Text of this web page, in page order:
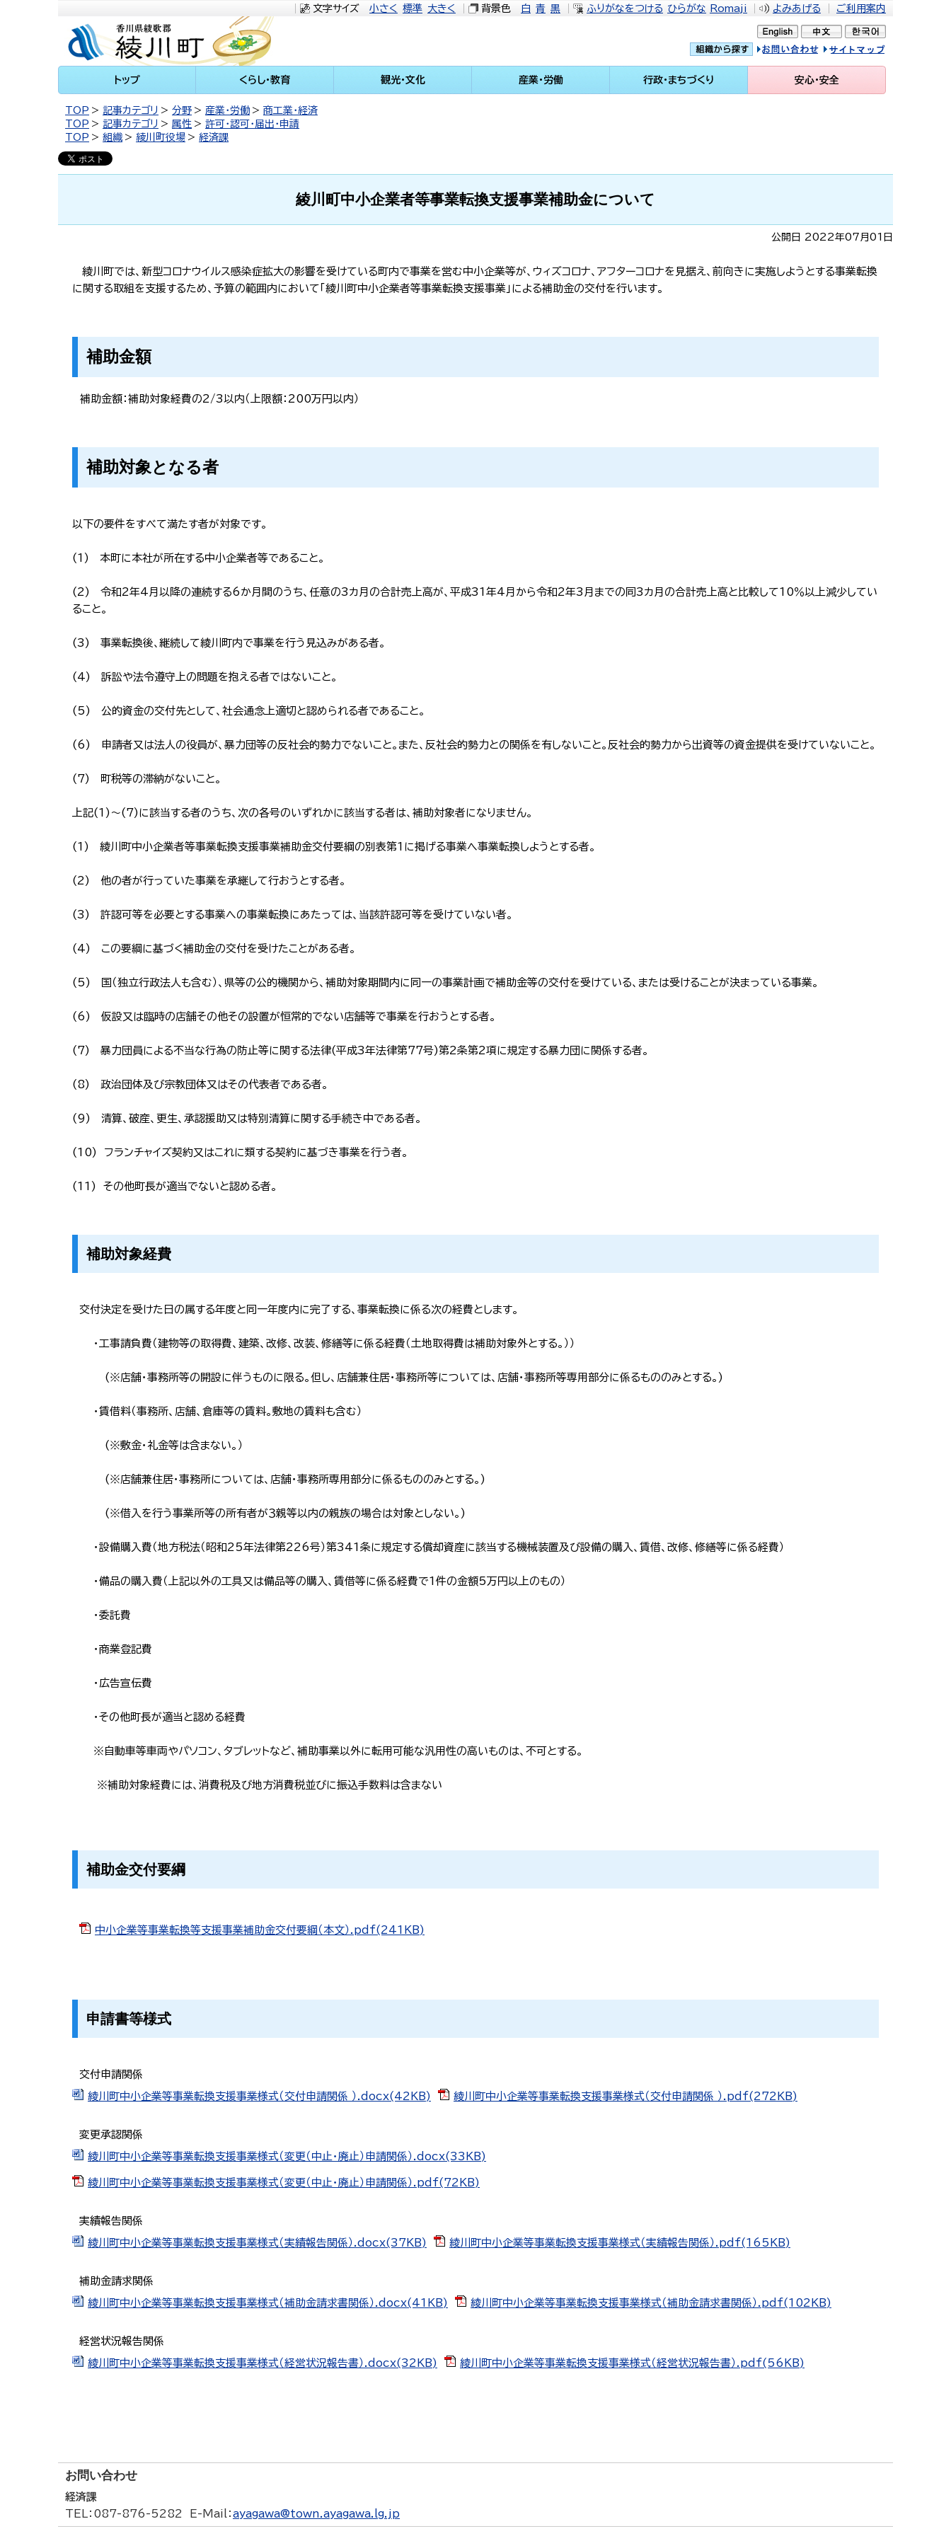
文字サイズ 小さく 標準 大きく 背景色 白 青 黒 ふりがなをつける ひらがな Romaji よみあげる ご利用案内
川町
問い合せ イトマップ
トップ くらし・教育 観光・文化 産業・労働 行政・まちづくり 安心・安全
TOP 記事カテゴリ 分野 産業・労働
商工業・経済
TOP
記事カテゴリ 属性
許可・認可・届出・申請
TOP
組織 綾川町役場 経済課
綾川町中小企業者等事業転換支援事業補助金について
公開日 2022年07月01日
綾川町では、新型コロナウイルス感染症拡大の影響を受けている町内で事業を営む中小企業等が、ウィズコロナ、アフターコロナを見据え、前向きに実施しようとする事業転換
に関する取組を支援するため、予算の範囲内において「綾川町中小企業者等事業転換支援事業」による補助金の交付を行います。
補助金額
補助金額：補助対象経費の2/3以内（上限額：200万円以内）
補助対象となる者
以下の要件をすべて満たす者が対象です。
(1) 本町に本社が所在する中小企業者等であること。
(2) 令和2年4月以降の連続する6か月間のうち、任意の3カ月の合計売上高が、平成31年4月から令和2年3月までの同3カ月の合計売上高と比較して10％以上減少してい
ること。
(3) 事業転換後､継続して綾川町内で事業を行う見込みがある者。
(4) 訴訟や法令遵守上の問題を抱える者ではないこと。
(5) 公的資金の交付先として、社会通念上適切と認められる者であること。
(6) 申請者又は法人の役員が、暴力団等の反社会的勢力でないこと。また、反社会的勢力との関係を有しないこと。反社会的勢力から出資等の資金提供を受けていないこと。
(7) 町税等の滞納がないこと。
上記(1)～(7)に該当する者のうち、次の各号のいずれかに該当する者は、補助対象者になりません。
(1) 綾川町中小企業者等事業転換支援事業補助金交付要綱 の別表第1に掲げる事業へ事業転換しようとする者。
(2) 他の者が行っていた事業を承継して行おうとする者。
(3) 許認可等を必要とする事業への事業転換にあたっては、当該許認可等を受けていない者。
(4) この要綱に基づく補助金の交付を受けたことがある者。
(5) 国（独立行政法人も含む）、県等の公的機関から、補助対象期間内に同一の事業計画で補助金等の交付を受けている、または受けることが決まっている事業。
(6) 仮設又は臨時の店舗その他その設置が恒常的でない店舗等で事業を行おうとする者。
(7) 暴力団員による不当な行為の防止等に関する法律(平成3年法律第77号)第2条第2項に規定する暴力団に関係する者。
(8) 政治団体及び宗教団体又はその代表者である者。
(9) 清算、破産、更生、承認援助又は特別清算に関する手続き中である者。
(10) フランチャイズ契約又はこれに類する契約に基づき事業を行う者。
(11) その他町長が適当でないと認める者。
補助対象経費
交付決定を受けた日の属する年度と同一年度内に完了する、 事業転換に係る次の経費とします。
・工事請負費（建物等の取得費、建築、改修、改装、修繕等に係る経費（土地取得費は補助対象外とする。））
(※店舗・事務所等の開設に伴うものに限る。但し、店舗兼住居・事務所等については、店舗・事務所等専用部分に係るもののみとする。)
・賃借料（事務所、店舗、倉庫等の賃料。敷地の賃料も含む）
(※敷金・礼金等は含まない。）
(※店舗兼住居・事務所については、店舗・事務所専用部分に係るもののみとする。)
(※借入を行う事業所等の所有者が３親等以内の親族の場合は対象としない。)
・設備購入費（地方税法（昭和25年法律第226号）第341条に規定する償却資産に該当する機械装置及び設備の購入、賃借、改修、修繕等に係る経費）
・備品の購入費（上記以外の工具又は備品等の購入、賃借等に係る経費で1件の金額5万円以上のもの）
・委託費
・商業登記費
・広告宣伝費
・その他町長が適当と認める経費
※自動車等車両やパソコン、タブレットなど、補助事業以外に転用可能な汎用性の高いものは、不可とする。
※補助対象経費には、消費税及び地方消費税並びに振込手数料は含まない
補助金交付要綱
中小企業等事業転換等支援事業補助金交付要綱（本文）.pdf(241KB)
申請書等様式
交付申請関係
綾川町中小企業等事業転換支援事業様式（交付申請関係 ）.docx(42KB) 綾川町中小企業等事業転換支援事業様式（交付申請関係 ）.pdf(272KB)
変更承認関係
綾川町中小企業等事業転換支援事業様式（変更（中止・廃止）申請関係）.docx(33KB)
綾川町中小企業等事業転換支援事業様式（変更（中止・廃止）申請関係）.pdf(72KB)
実績報告関係
綾川町中小企業等事業転換支援事業様式（実績報告関係）.docx(37KB) 綾川町中小企業等事業転換支援事業様式（実績報告関係）.pdf(165KB)
補助金請求関係
綾川町中小企業等事業転換支援事業様式（補助金請求書関係）.docx(41KB) 綾川町中小企業等事業転換支援事業様式（補助金請求書関係）.pdf(102KB)
経営状況報告関係
綾川町中小企業等事業転換支援事業様式（経営状況報告書）.docx(32KB) 綾川町中小企業等事業転換支援事業様式（経営状況報告書）.pdf(56KB)
お問い合わせ
経済課
TEL ：087-876-5282 E-Mail ： ayagawa@town.ayagawa.lg.jp